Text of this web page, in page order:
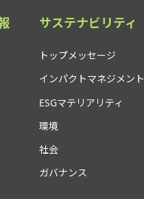
サステナビリティ
トップメッセージ
インパクトマネジメント
ESGマテリアリティ
環境
社会
ガバナンス